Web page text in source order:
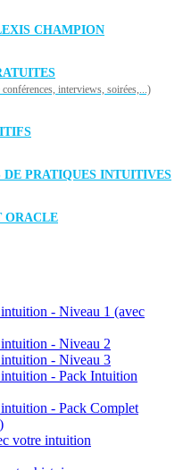
CHAMPION
conférences, interviews, soirées,...)
DE PRATIQUES INTUITIVES
ORACLE
- Niveau 1 (avec
- Niveau 2
- Niveau 3
- Pack Intuition
- Pack Complet
votre intuition